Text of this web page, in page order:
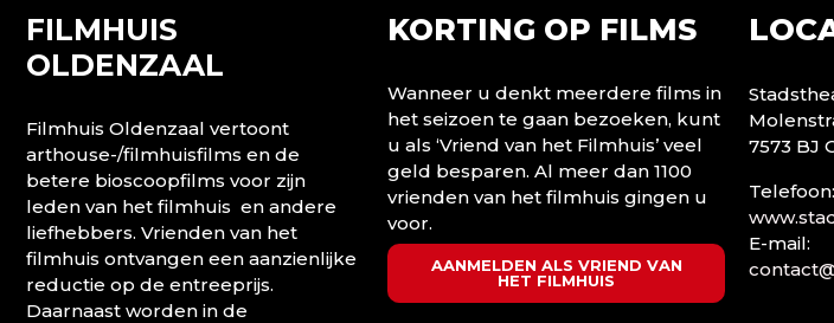
FILMHUIS
OLDENZAAL
Filmhuis Oldenzaal vertoont
arthouse-/filmhuisfilms en de
betere bioscoopfilms voor zijn
leden van het filmhuis en andere
liefhebbers. Vrienden van het
filmhuis ontvangen een aanzienlijke
reductie op de entreeprijs.
Daarnaast worden in de
KORTING OP FILMS
Wanneer u denkt meerdere films in
het seizoen te gaan bezoeken, kunt
u als ‘Vriend van het Filmhuis’ veel
geld besparen. Al meer dan 1100
vrienden van het filmhuis gingen u
voor.
AANMELDEN ALS VRIEND VAN
HET FILMHUIS
7573 BJ
E-mail: